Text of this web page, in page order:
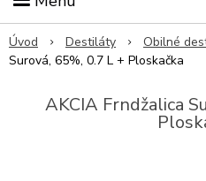
Úvod Destiláty Obilné
Surová, 65%, 0.7 L + Ploskačka
AKCIA Frndžalica